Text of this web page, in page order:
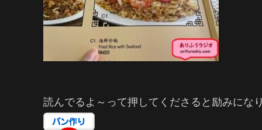
読んでるよ～って押してくださると励みにな